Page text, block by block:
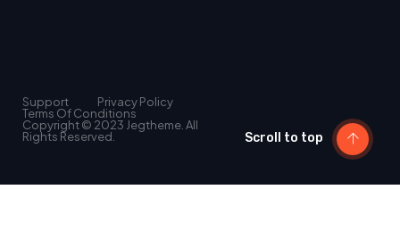
Support
Privacy Policy
Terms Of Conditions
Copyright © 2023 Jegtheme. All
Rights Reserved.
Scroll to top